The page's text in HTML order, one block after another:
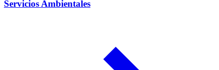
Servicios Ambientales